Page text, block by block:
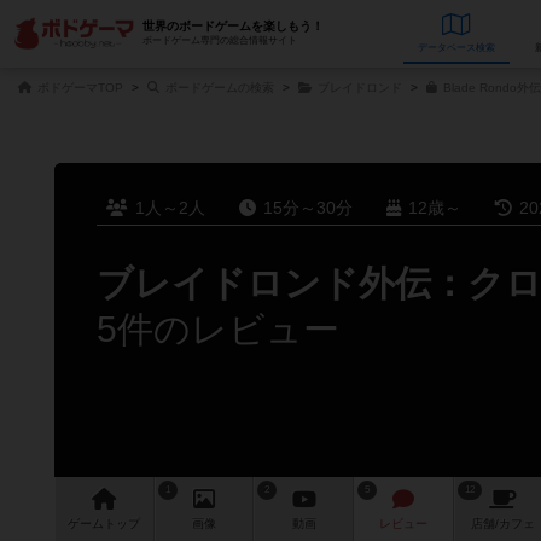
世界のボードゲームを楽しもう！
ボードゲーム専門の総合情報サイト
データベース
1人～2人 15分～30分 12歳～
ブレイドロンド外伝：ク
5件のレビュー
ゲーム トップ 画像
2
動画 レビュー
12
店舗/ カフェ